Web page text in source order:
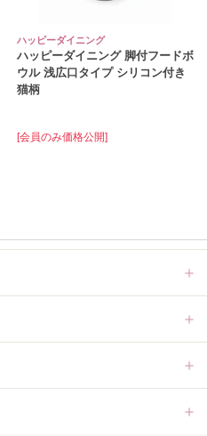
ハッピーダイニング
ハッピーダイニング 脚付フードボ
ウル 浅広口タイプ シリコン付き
猫柄
[会員のみ価格公開]